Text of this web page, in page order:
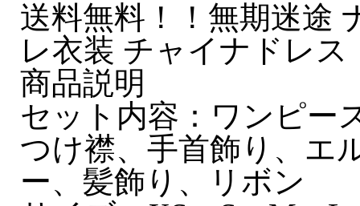
送料無料！！無期迷途
レ衣装 チャイナドレス
商品説明
セット内容：ワンピー
つけ襟、手首飾り、エ
ー、髪飾り、リボン